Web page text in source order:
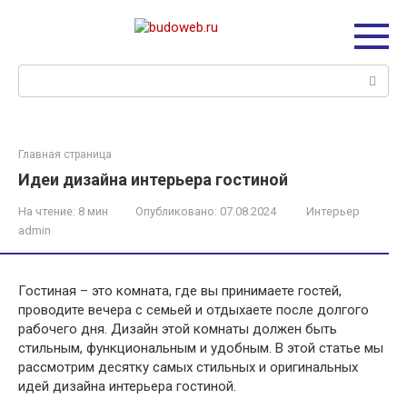
Главная страница
Идеи дизайна интерьера гостиной
На чтение: 8 мин Опубликовано: 07.08.2024
Интерьер
admin
Гостиная – это комната, где вы принимаете гостей,
проводите вечера с семьей и отдыхаете после долгого
рабочего дня. Дизайн этой комнаты должен быть
стильным, функциональным и удобным. В этой статье мы
рассмотрим десятку самых стильных и оригинальных
идей дизайна интерьера гостиной.